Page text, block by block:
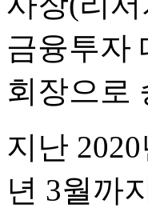
금융투자
회장으로
지난
년 3월까